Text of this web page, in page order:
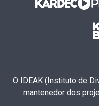
O IDEAK (Instituto de
mantenedor dos